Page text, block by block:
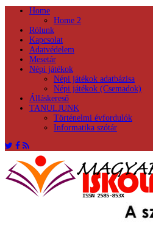
Home
Home 2
Rólunk
Kapcsolat
Adatvédelem
Mesetár
Népi játékok
Népi játékok adatbázisa
Népi játékok (Csemadok)
Álláskereső
TANULJUNK
Történelmi évfordulók
Informatika szótár